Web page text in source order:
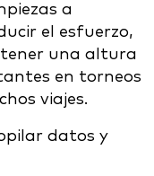
a
el esfuerzo,
una altura
en torneos
viajes.
datos y